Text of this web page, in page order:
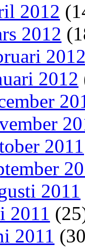
2012
2012
2012
2012
2011
2011
2011
2011